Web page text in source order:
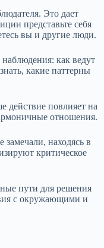
Это дает
представьте себя
вы и другие люди.
как ведут
какие паттерны
действие повлияет на
отношения.
находясь в
критическое
пути для решения
с окружающими и